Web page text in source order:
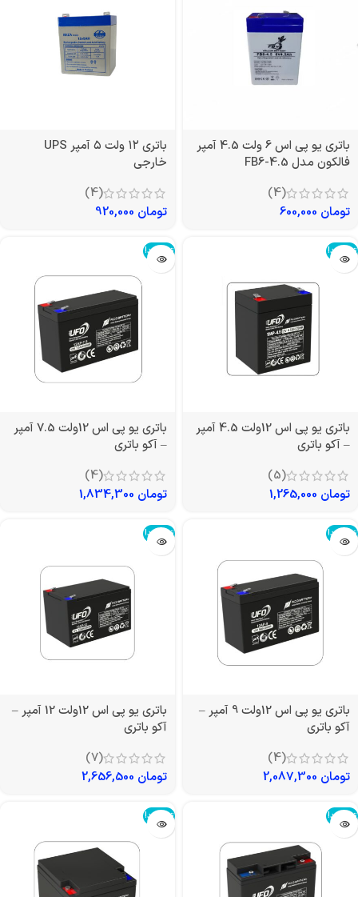
باتری یو پی اس 6 ولت 4.5 آمپر
فالکون مدل FB6-4.5
(4)
تومان
باتری ۱۲ ولت ۵ آمپر UPS
خارجی
(4)
تومان
تمام شد!
باتری یو پی اس 12ولت 4.5 آمپر
– آکو باتری
(5)
تومان
تمام شد!
باتری یو پی اس 12ولت 7.5 آمپر
– آکو باتری
(4)
تومان
تمام شد!
باتری یو پی اس 12ولت 9 آمپر –
آکو باتری
(4)
تومان
تمام شد!
باتری یو پی اس 12ولت 12 آمپر –
آکو باتری
(7)
تومان
تمام شد! تمام شد!